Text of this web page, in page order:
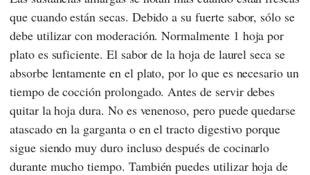
que cuando están secas. Debido a su fuerte sabor, sólo se
debe utilizar con moderación. Normalmente 1 hoja por
plato es suficiente. El sabor de la hoja de laurel seca se
absorbe lentamente en el plato, por lo que es necesario un
tiempo de cocción prolongado. Antes de servir debes
quitar la hoja dura. No es venenoso, pero puede quedarse
atascado en la garganta o en el tracto digestivo porque
sigue siendo muy duro incluso después de cocinarlo
durante mucho tiempo. También puedes utilizar hoja de